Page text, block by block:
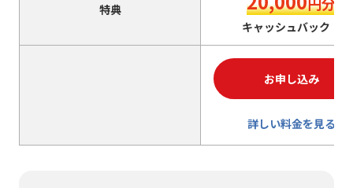
特典
キャッシュバック！
お申し込み
詳しい料金を見る